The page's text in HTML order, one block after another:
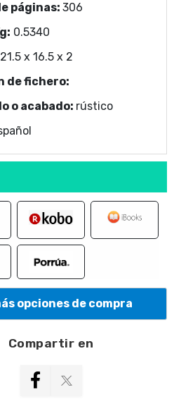
páginas: 306
0.5340
21.5 x 16.5 x 2
de fichero:
o acabado: rústico
opciones de compra
Compartir en